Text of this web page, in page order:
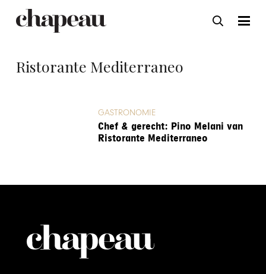
Ristorante Mediterraneo
GASTRONOMIE
Chef & gerecht: Pino Melani van
Ristorante Mediterraneo